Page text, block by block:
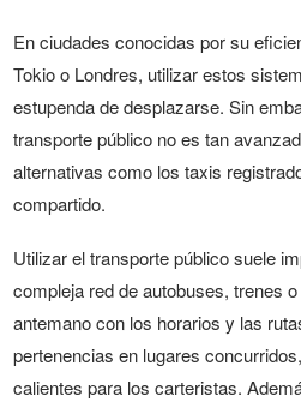
En ciudades conocidas por su
Tokio o Londres, utilizar estos
estupenda de desplazarse. Sin
transporte público no es tan
alternativas como los taxis
compartido.
Utilizar el transporte público suele
compleja red de autobuses, trenes
antemano con los horarios y las
pertenencias en lugares
calientes para los carteristas.